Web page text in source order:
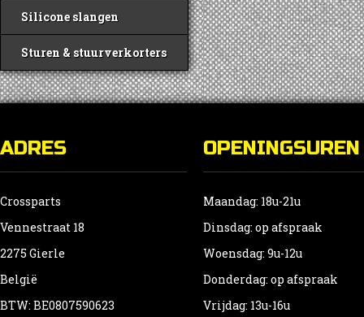
Silicone slangen
Sturen & stuurverkorters
ADRES
Crossparts
Vennestraat 18
2275 Gierle
België
BTW: BE0807590623
OPENINGSUREN
Maandag: 18u-21u
Dinsdag: op afspraak
Woensdag: 9u-12u
Donderdag: op afspraak
Vrijdag: 13u-16u